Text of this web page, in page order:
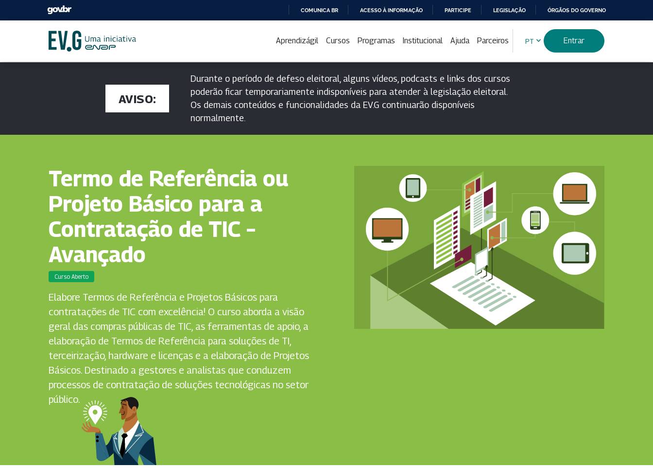
PARA
CONTEÚDO
COMUNICA BR ACESSO À INFORMAÇÃO PARTICIPE LEGISLAÇÃO ÓRGÃOS DO GOVERNO
Aprendizágil Cursos Programas Institucional Ajuda Parceiros PT Entrar
AVISO:
Durante o período de defeso eleitoral, alguns vídeos, podcasts e links dos cursos
poderão ficar temporariamente indisponíveis para atender à legislação eleitoral.
Os demais conteúdos e funcionalidades da EV.G continuarão disponíveis
normalmente.
Termo de Referência ou
Projeto Básico para a
Contratação de TIC –
Avançado
Curso Aberto
Elabore Termos de Referência e Projetos Básicos para
contratações de TIC com excelência! O curso aborda a visão
geral das compras públicas de TIC, as ferramentas de apoio, a
elaboração de Termos de Referência para soluções de TI,
terceirização, hardware e licenças e a elaboração de Projetos
Básicos. Destinado a gestores e analistas que conduzem
processos de contratação de soluções tecnológicas no setor
público.